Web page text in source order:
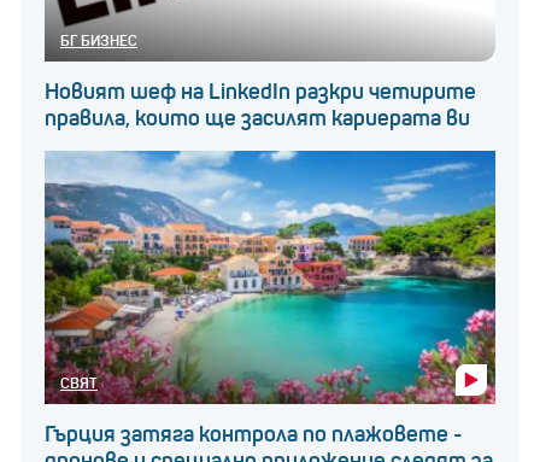
БГ БИЗНЕС
Новият шеф на LinkedIn разкри четирите
правила, които ще засилят кариерата ви
СВЯТ
Гърция затяга контрола по плажовете -